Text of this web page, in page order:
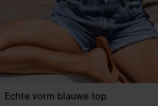
Echte vorm blauwe top